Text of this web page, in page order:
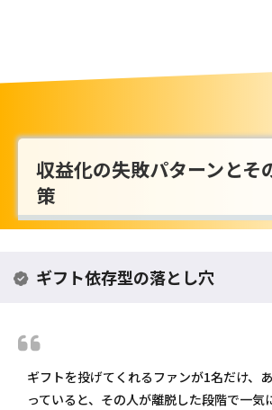
収益化の失敗パターンとそ
策
ギフト依存型の落とし穴
ギフトを投げてくれるファンが1名だけ、
っていると、その人が離脱した段階で一気